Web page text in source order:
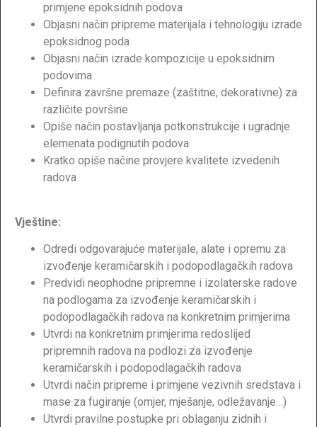
primjene epoksidnih podova
Objasni način pripreme materijala i tehnologiju izrade
epoksidnog poda
Objasni način izrade kompozicije u epoksidnim
podovima
Definira završne premaze (zaštitne, dekorativne) za
različite površine
Opiše način postavljanja potkonstrukcije i ugradnje
elemenata podignutih podova
Kratko opiše načine provjere kvalitete izvedenih
radova
Vještine:
Odredi odgovarajuće materijale, alate i opremu za
izvođenje keramičarskih i podopodlagačkih radova
Predvidi neophodne pripremne i izolaterske radove
na podlogama za izvođenje keramičarskih i
podopodlagačkih radova na konkretnim primjerima
Utvrdi na konkretnim primjerima redoslijed
pripremnih radova na podlozi za izvođenje
keramičarskih i podopodlagačkih radova
Utvrdi način pripreme i primjene vezivnih sredstava i
mase za fugiranje (omjer, mješanje, odležavanje…)
Utvrdi pravilne postupke pri oblaganju zidnih i